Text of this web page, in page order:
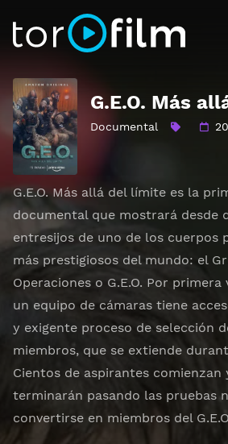
G.E.O. Más
Documental
G.E.O. Más allá del límite es la
documental que mostrará desde
entresijos de uno de los cuerpos
más prestigiosos del mundo: el
Operaciones o G.E.O. Por
un equipo de cámaras tiene
y exigente proceso de selección
miembros, que se extiende
Cientos de aspirantes
terminarán pasando las pruebas
convertirse en miembros del